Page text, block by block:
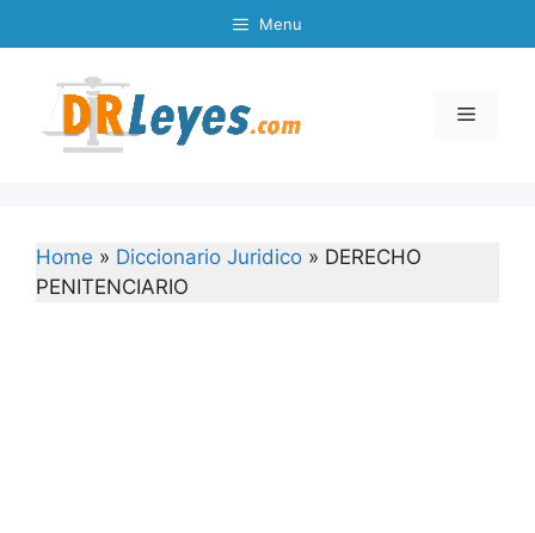
to
Menu
Menu
Home » Diccionario Juridico » DERECHO
PENITENCIARIO